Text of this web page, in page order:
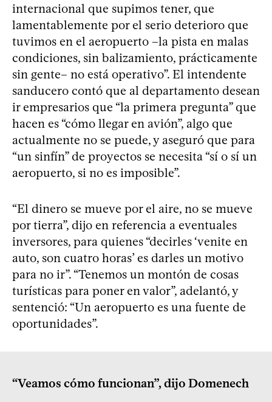
internacional que supimos tener, que
lamentablemente por el serio deterioro que
tuvimos en el aeropuerto –la pista en malas
condiciones, sin balizamiento, prácticamente
sin gente– no está operativo”. El intendente
sanducero contó que al departamento desean
ir empresarios que “la primera pregunta” que
hacen es “cómo llegar en avión”, algo que
actualmente no se puede, y aseguró que para
“un sinfín” de proyectos se necesita “sí o sí un
aeropuerto, si no es imposible”.
“El dinero se mueve por el aire, no se mueve
por tierra”, dijo en referencia a eventuales
inversores, para quienes “decirles ‘venite en
auto, son cuatro horas’ es darles un motivo
para no ir”. “Tenemos un montón de cosas
turísticas para poner en valor”, adelantó, y
sentenció: “Un aeropuerto es una fuente de
oportunidades”.
“Veamos cómo funcionan”, dijo Domenech